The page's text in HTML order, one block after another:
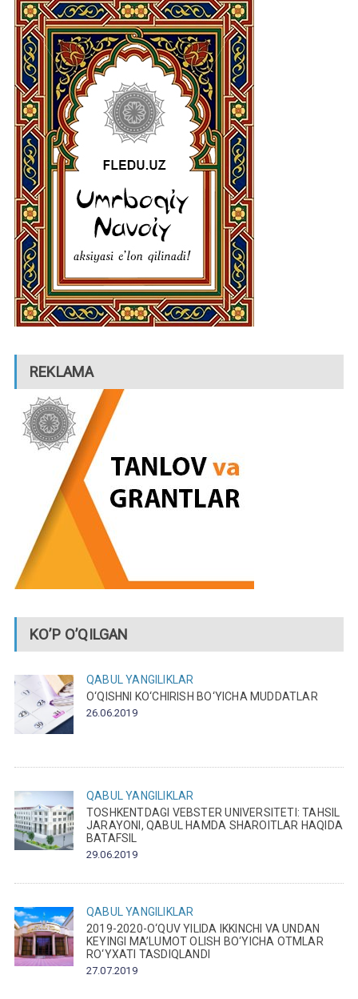
REKLAMA
KO’P O’QILGAN
QABUL
YANGILIKLAR
O‘QISHNI KO‘CHIRISH BO‘YICHA MUDDATLAR
26.06.2019
QABUL
YANGILIKLAR
TOSHKENTDAGI VEBSTER UNIVERSITETI: TAHSIL
JARAYONI, QABUL HAMDA SHAROITLAR HAQIDA
BATAFSIL
29.06.2019
QABUL
YANGILIKLAR
2019-2020-O‘QUV YILIDA IKKINCHI VA UNDAN
KEYINGI MA’LUMOT OLISH BO‘YICHA OTMLAR
RO‘YXATI TASDIQLANDI
27.07.2019